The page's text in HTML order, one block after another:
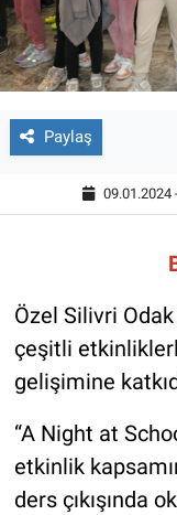
Paylaş
09.01.2024
Özel Silivri
çeşitli
gelişimine
“A Night at
etkinlik
ders çıkışında